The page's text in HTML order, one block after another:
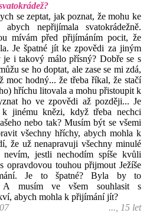
se zeptat, jak poznat, že mohu ke
nepřijímala svatokrádežně.
mívám před přijímáním pocit, že
Je špatné jít ke zpovědi za jiným
je i takový málo přísný? Dobře se s
se ho doptat, ale zase se mi zdá,
moc hodný... že třeba říkal, že stačí
hříchu litovala a mohu přistoupit k
ho ve zpovědi až později... Je
jinému knězi, když třeba nechci
nebo tak? Musím být se všemi
všechny hříchy, abych mohla k
že už nenapravuji všechny minulé
jestli nechodím spíše kvůli
opravdovou touhou přijmout Ježíše
Je to špatné? Byla by to
A musím ve všem souhlasit s
abych mohla k přijímání jít?
..., 15 let